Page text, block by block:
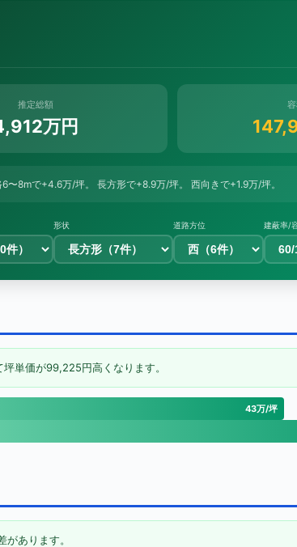
推定総額
万円
8mで+4.6万/坪。 長方形で+8.9万/坪。 西向きで+1.9万/坪。
形状 道路方位 建蔽率/
単価が99,225円高くなります。
43万/坪
があります。